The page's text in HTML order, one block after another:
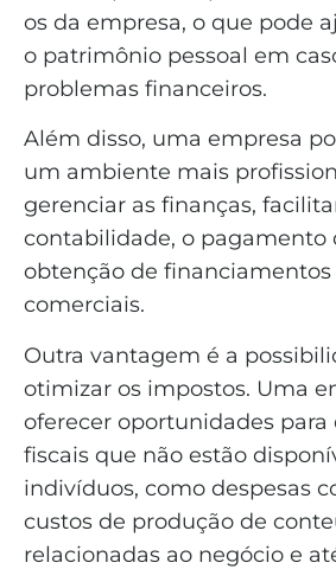
os da empresa, o que pode
o patrimônio pessoal em
problemas financeiros.
Além disso, uma empresa
um ambiente mais
gerenciar as finanças,
contabilidade, o pagamento
obtenção de financiamentos
comerciais.
Outra vantagem é a
otimizar os impostos. Uma
oferecer oportunidades para
fiscais que não estão
indivíduos, como despesas
custos de produção de
relacionadas ao negócio e